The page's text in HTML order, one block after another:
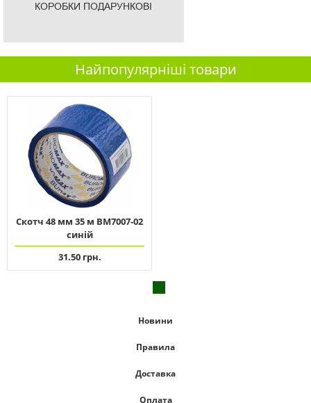
КОРОБКИ ПОДАРУНКОВІ
Найпопулярніші товари
Скотч 48 мм 35 м ВМ7007-02
синій
31.50 грн.
Новини
Правила
Доставка
Оплата